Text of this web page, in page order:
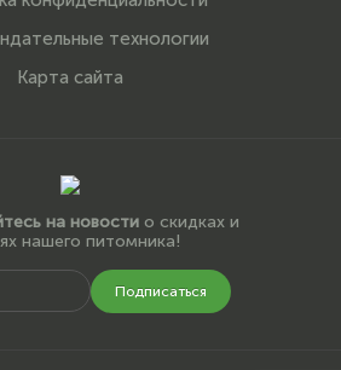
технологии
Карта сайта
на новостио скидках и
нашего питомника!
Подписаться